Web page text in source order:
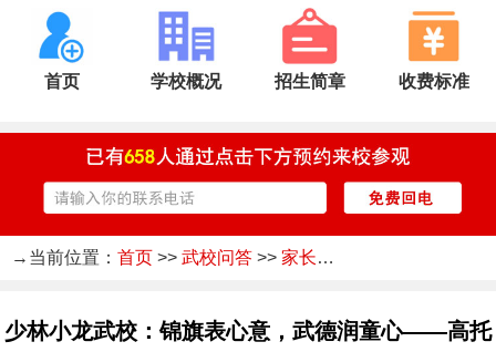
首页 学校概况 招生简章 收费标准
→当前位置： 首页 >> 武校问答 >> 家长感言
少林小龙武校：锦旗表心意，武德润童心——高托